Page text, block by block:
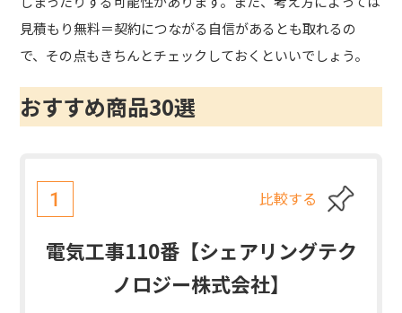
見積もり無料＝契約につながる自信があるとも取れるの
で、その点もきちんとチェックしておくといいでしょう。
おすすめ商品30選
1 比較する
電気工事110番【シェアリングテク
ノロジー株式会社】